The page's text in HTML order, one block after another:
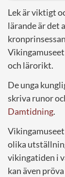
Lek är viktigt
lärande är det
och lärorikt.
De unga
skriva runor
Damtidning.
olika
vikingatiden i
kan även